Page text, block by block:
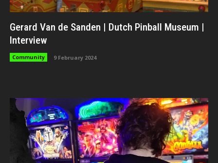
Gerard Van de Sanden | Dutch Pinball Museum |
Interview
Community 9 February 2024